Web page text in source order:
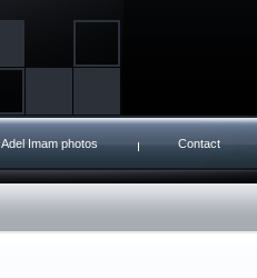
Adel Imam photos Contact